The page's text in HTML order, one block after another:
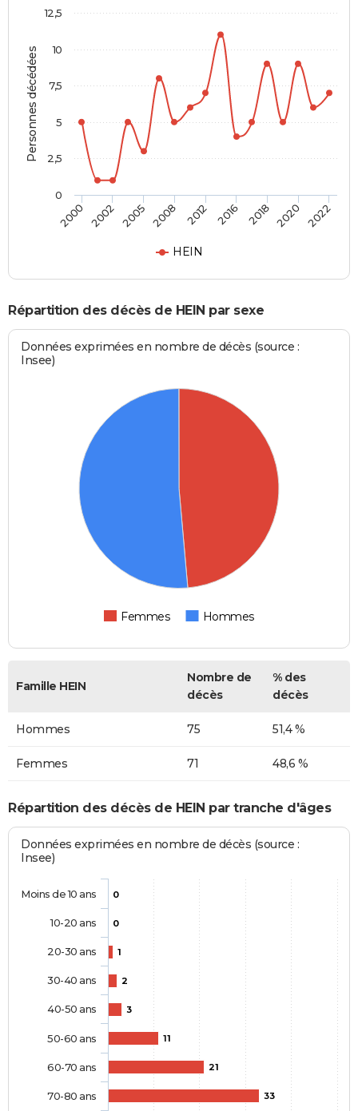
Personnes décédées
HEIN
2000 2002 2005 2008 2012 2016 2018 2020 2022
0
2,5
5
7,5
10
12,5
Répartition des décès de HEIN par sexe
Données exprimées en nombre de décès (source :
Insee)
Femmes Hommes
Famille HEIN
Nombre de
décès
% des
décès
Hommes 75 51,4 %
Femmes 71 48,6 %
Répartition des décès de HEIN par tranche d'âges
Données exprimées en nombre de décès (source :
Insee)
0
0
1
2
3
11
21
33
Moins de 10 ans
10-20 ans
20-30 ans
30-40 ans
40-50 ans
50-60 ans
60-70 ans
70-80 ans